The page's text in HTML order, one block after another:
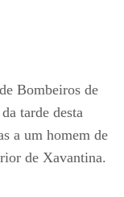
Bombeiros de
tarde desta
a um homem de
de Xavantina.